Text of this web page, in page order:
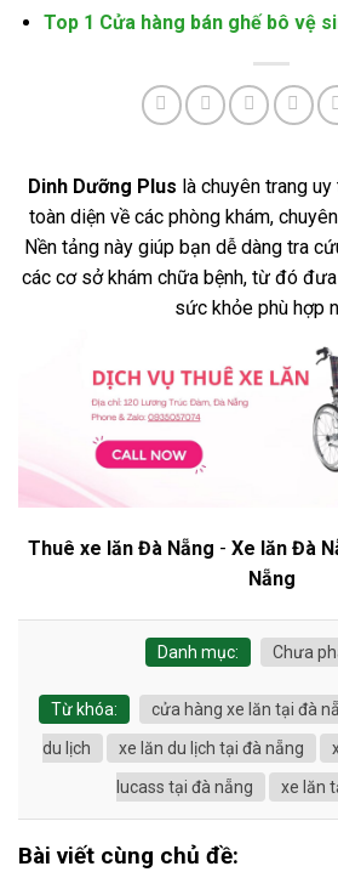
Top 1 Cửa hàng bán ghế bô vệ
Dinh Dưỡng Plus là chuyên trang
toàn diện về các phòng khám,
Nền tảng này giúp bạn dễ dàng tra
các cơ sở khám chữa bệnh, từ đó
sức khỏe phù hợp
Thuê xe lăn Đà Nẵng - Xe lăn Đà
Nẵng
Danh mục: Chưa
Từ khóa: cửa hàng xe lăn tại đà
du lịch
xe lăn du lịch tại đà nẵng
lucass tại đà nẵng
xe lăn
Bài viết cùng chủ đề: